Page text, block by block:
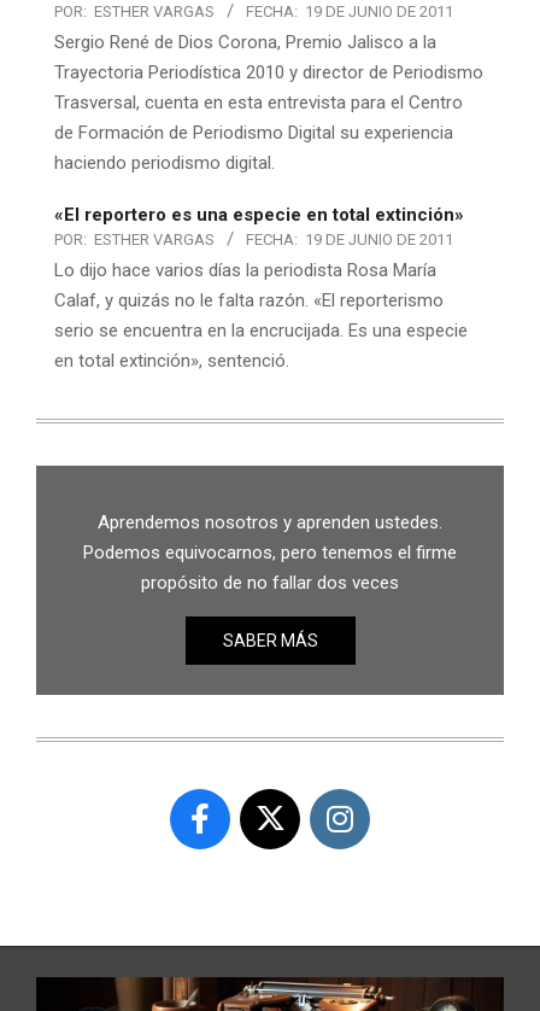
POR: ESTHER VARGAS FECHA: 19 DE JUNIO DE 2011
Sergio René de Dios Corona, Premio Jalisco a la
Trayectoria Periodística 2010 y director de Periodismo
Trasversal, cuenta en esta entrevista para el Centro
de Formación de Periodismo Digital su experiencia
haciendo periodismo digital.
«El reportero es una especie en total extinción»
POR: ESTHER VARGAS FECHA: 19 DE JUNIO DE 2011
Lo dijo hace varios días la periodista Rosa María
Calaf, y quizás no le falta razón. «El reporterismo
serio se encuentra en la encrucijada. Es una especie
en total extinción», sentenció.
Aprendemos nosotros y aprenden ustedes.
Podemos equivocarnos, pero tenemos el firme
propósito de no fallar dos veces
SABER MÁS